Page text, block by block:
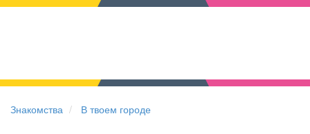
Знакомства В твоем городе